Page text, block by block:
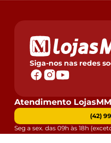
Siga-nos nas redes
Atendimento LojasMM
(42)
Seg a sex. das 09h às 18h
*Somente WhatsApp